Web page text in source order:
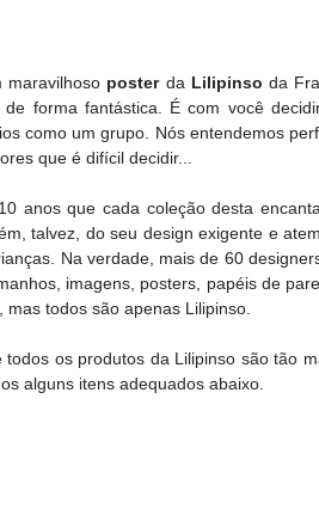
maravilhoso posterda Lilipinso da
de forma fantástica. É com você
como um grupo. Nós entendemos
que é difícil decidir...
anos que cada coleção desta
talvez, do seu design exigente e
Na verdade, mais de 60
imagens, posters, papéis de
mas todos são apenas Lilipinso.
todos os produtos da Lilipinso são tão
alguns itens adequados abaixo.